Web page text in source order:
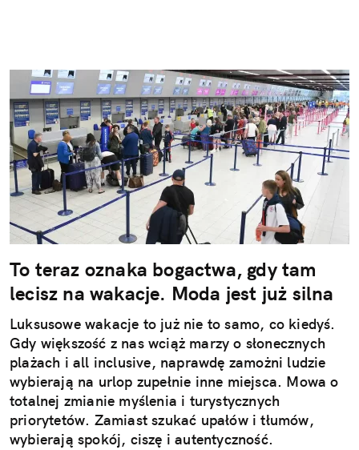
To teraz oznaka bogactwa, gdy tam
lecisz na wakacje. Moda jest już silna
Luksusowe wakacje to już nie to samo, co kiedyś.
Gdy większość z nas wciąż marzy o słonecznych
plażach i all inclusive, naprawdę zamożni ludzie
wybierają na urlop zupełnie inne miejsca. Mowa o
totalnej zmianie myślenia i turystycznych
priorytetów. Zamiast szukać upałów i tłumów,
wybierają spokój, ciszę i autentyczność.